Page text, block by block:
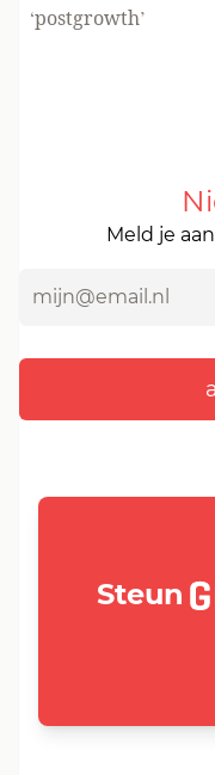
‘postgrowth’
Meld je
Steun